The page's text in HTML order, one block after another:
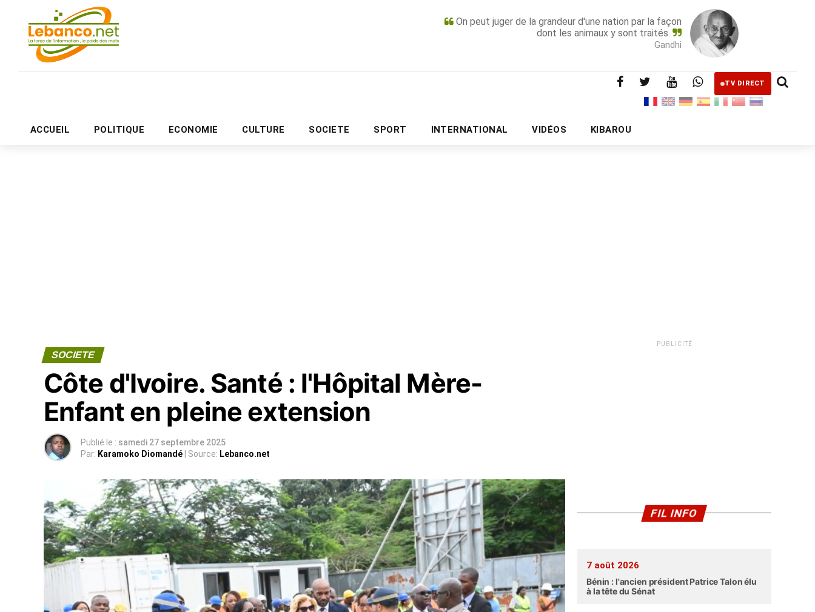
On peut juger de la grandeur d'une nation par la façon
dont les animaux y sont traités.
Gandhi
TV DIRECT
ACCUEIL POLITIQUE ECONOMIE CULTURE SOCIETE SPORT INTERNATIONAL VIDÉOS KIBAROU
PUBLICITÉ
SOCIETE
Côte d'Ivoire. Santé : l'Hôpital Mère-
Enfant en pleine extension
Publié le : samedi 27 septembre 2025
Par: Karamoko Diomandé | Source: Lebanco.net
PUBLICITÉ
FIL INFO
7 août 2026
Bénin : l'ancien président Patrice Talon élu
à la tête du Sénat